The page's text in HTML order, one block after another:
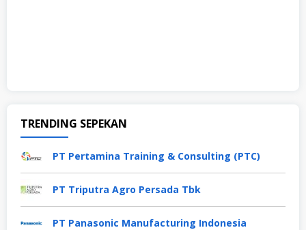
TRENDING SEPEKAN
PT Pertamina Training & Consulting (PTC)
PT Triputra Agro Persada Tbk
PT Panasonic Manufacturing Indonesia